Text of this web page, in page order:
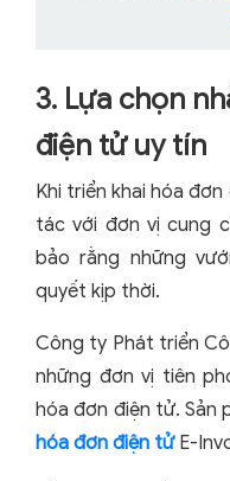
3. Lựa chọn
điện tử uy tín
Khi triển khai hóa
tác với đơn vị cung
bảo rằng những
quyết kịp thời.
Công ty Phát triển
những đơn vị tiên
hóa đơn điện tử. Sản
hóa đơn điện tửE-